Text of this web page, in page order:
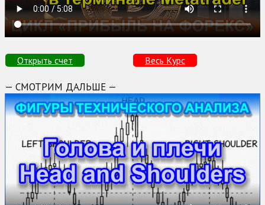
Открыть счет Весь Курс
— СМОТРИМ ДАЛЬШЕ —